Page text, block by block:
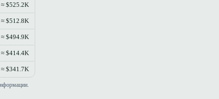
≈ $525.2K
≈ $512.8K
≈ $494.9K
≈ $414.4K
≈ $341.7K